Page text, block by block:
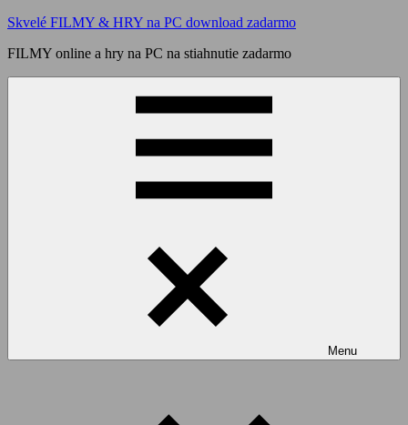
Skip
content
Skvelé FILMY & HRY na PC download zadarmo
FILMY online a hry na PC na stiahnutie zadarmo
Menu